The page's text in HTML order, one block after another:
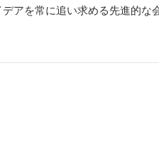
アを常に追い求める先進的な